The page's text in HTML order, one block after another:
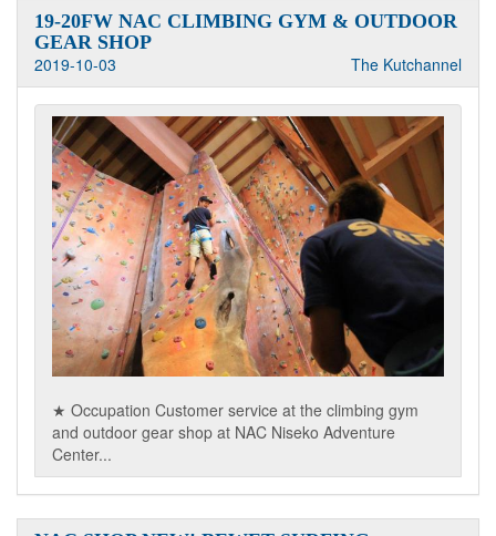
19-20FW NAC CLIMBING GYM & OUTDOOR
GEAR SHOP
2019-10-03
The Kutchannel
★ Occupation Customer service at the climbing gym
and outdoor gear shop at NAC Niseko Adventure
Center...